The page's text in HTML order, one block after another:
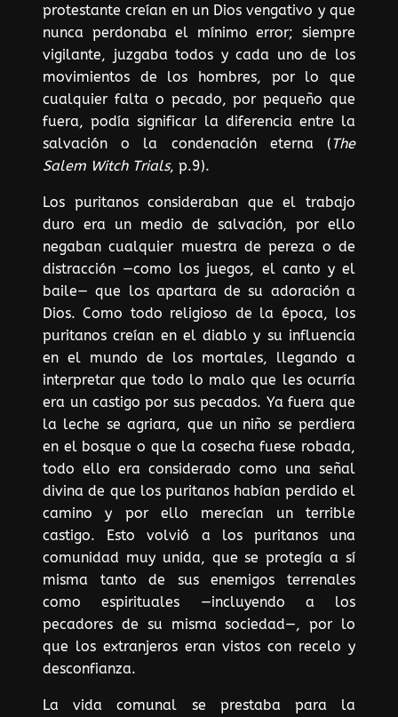
protestante creían en un Dios vengativo y que
nunca perdonaba el mínimo error; siempre
vigilante, juzgaba todos y cada uno de los
movimientos de los hombres, por lo que
cualquier falta o pecado, por pequeño que
fuera, podía significar la diferencia entre la
salvación o la condenación eterna (The
Salem Witch Trials, p.9).
Los puritanos consideraban que el trabajo
duro era un medio de salvación, por ello
negaban cualquier muestra de pereza o de
distracción —como los juegos, el canto y el
baile— que los apartara de su adoración a
Dios. Como todo religioso de la época, los
puritanos creían en el diablo y su influencia
en el mundo de los mortales, llegando a
interpretar que todo lo malo que les ocurría
era un castigo por sus pecados. Ya fuera que
la leche se agriara, que un niño se perdiera
en el bosque o que la cosecha fuese robada,
todo ello era considerado como una señal
divina de que los puritanos habían perdido el
camino y por ello merecían un terrible
castigo. Esto volvió a los puritanos una
comunidad muy unida, que se protegía a sí
misma tanto de sus enemigos terrenales
como espirituales —incluyendo a los
pecadores de su misma sociedad—, por lo
que los extranjeros eran vistos con recelo y
desconfianza.
La vida comunal se prestaba para la